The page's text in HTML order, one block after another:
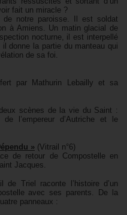
fait un miracle ?
notre paroisse. Il est soldat
à Amiens. Un matin glacial de
nocturne, il est interpellé
donne la partie du manteau qui
de sa foi.
par Mathurin Lebailly et sa
scènes de la vie du Saint :
l’empereur d’Autriche et le
» (Vitrail n°6)
de retour de Compostelle en
Jacques.
Triel raconte l’histoire d’un
avec ses parents. De la
panneaux :